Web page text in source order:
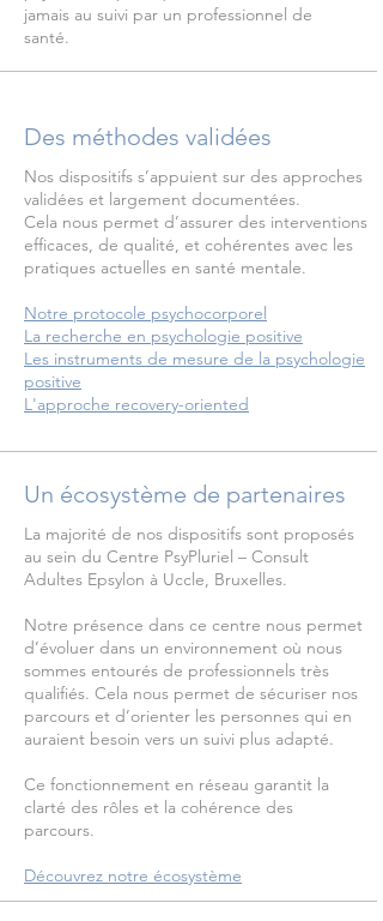
jamais au suivi par un professionnel de
santé.​
Des méthodes validées
Nos dispositifs s’appuient sur des approches
validées et largement documentées.
Cela nous permet d’assurer des interventions
efficaces, de qualité, et cohérentes avec les
pratiques actuelles en santé mentale.
Notre protocole psychocorporel
La recherche en psychologie positive
Les instruments de mesure de la psychologie
positive
L'approche recovery-oriented
Un écosystème de partenaires
La majorité de nos dispositifs sont proposés
au sein du Centre PsyPluriel – Consult
Adultes Epsylon à Uccle, Bruxelles.
Notre présence dans ce centre nous permet
d’évoluer dans un environnement où nous
sommes entourés de professionnels très
qualifiés. Cela nous permet de sécuriser nos
parcours et d’orienter les personnes qui en
auraient besoin vers un suivi plus adapté.
Ce fonctionnement en réseau garantit la
clarté des rôles et la cohérence des
parcours.
Découvrez notre écosystème